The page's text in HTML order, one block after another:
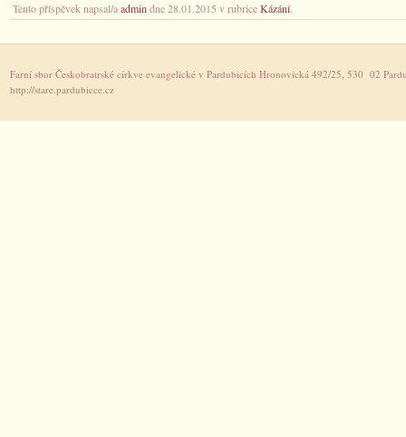
Tento příspěvek napsal/aadmin dne 28.01.2015 v rubriceKázání.
Farní sbor Českobratrské církve evangelické v Pardubicích Hronovická 492/25, 530 02
http://stare.pardubicce.cz